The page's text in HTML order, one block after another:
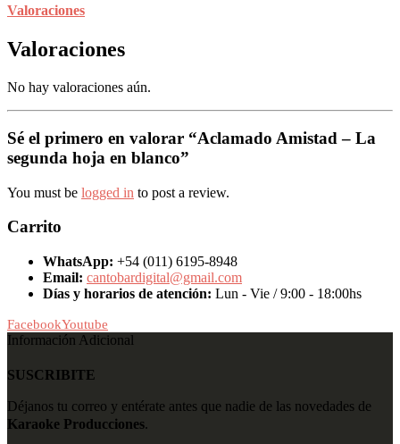
Valoraciones
Valoraciones
No hay valoraciones aún.
Sé el primero en valorar “Aclamado Amistad – La
segunda hoja en blanco”
You must be logged in to post a review.
Carrito
WhatsApp: +54 (011) 6195-8948
Email: cantobardigital@gmail.com
Días y horarios de atención: Lun - Vie / 9:00 - 18:00hs
FacebookYoutube
Información Adicional
SUSCRIBITE
Déjanos tu correo y entérate antes que nadie de las novedades de
Karaoke Producciones.